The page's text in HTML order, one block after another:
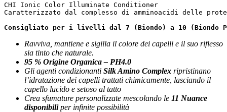
CHI Ionic Color Illuminate Conditioner
Caratterizzato dal complesso di amminoacidi delle
Consigliato per i livelli dal 7 (Biondo) a 10 (Biondo
Ravviva, mantiene e sigilla il colore dei capelli e il suo riflesso
sia tinto che naturale.
95 % Origine Organica – PH4.0
Gli agenti condizionanti Silk Amino Complex ripristinano
l’idratazione dei capelli trattati chimicamente, lasciando il
capello lucido e setoso al tatto
Crea sfumature personalizzate mescolando le 11 Nuance
disponibiliper infinite possibilità